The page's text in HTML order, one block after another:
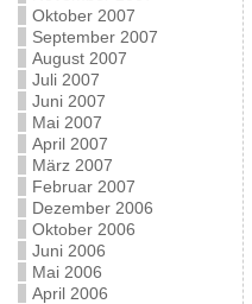
Oktober 2007
September 2007
August 2007
Juli 2007
Juni 2007
Mai 2007
April 2007
März 2007
Februar 2007
Dezember 2006
Oktober 2006
Juni 2006
Mai 2006
April 2006